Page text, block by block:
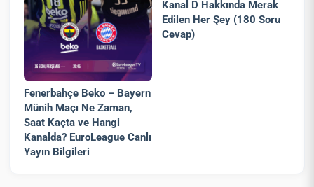
Fenerbahçe Beko – Bayern
Münih Maçı Ne Zaman,
Saat Kaçta ve Hangi
Kanalda? EuroLeague Canlı
Yayın Bilgileri
Kanal D Hakkında Merak
Edilen Her Şey (180 Soru
Cevap)